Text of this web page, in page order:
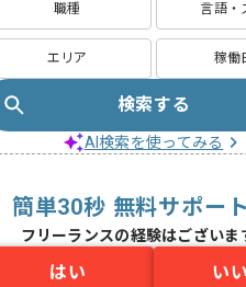
職種 言語・
エリア 稼働
検索する
AI検索を使ってみる
簡単30秒 無料サポー
フリーランスの経験はございま
はい い